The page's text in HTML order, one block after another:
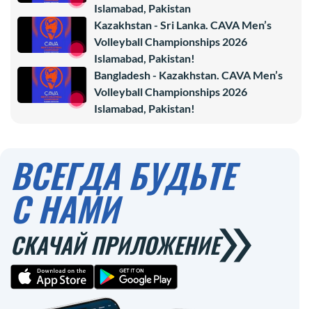
Islamabad, Pakistan
Kazakhstan - Sri Lanka. CAVA Men’s
Volleyball Championships 2026
Islamabad, Pakistan!
Bangladesh - Kazakhstan. CAVA Men’s
Volleyball Championships 2026
Islamabad, Pakistan!
ВСЕГДА БУДЬТЕ
С НАМИ
СКАЧАЙ ПРИЛОЖЕНИЕ